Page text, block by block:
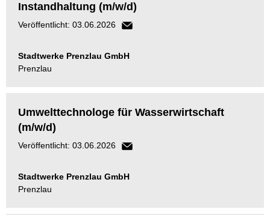
Instandhaltung (m/w/d)
Veröffentlicht: 03.06.2026
Stadtwerke Prenzlau GmbH
Prenzlau
Umwelttechnologe für Wasserwirtschaft
(m/w/d)
Veröffentlicht: 03.06.2026
Stadtwerke Prenzlau GmbH
Prenzlau